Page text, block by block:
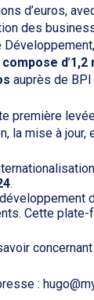
d’euros,
des
d’1,2
auprès de BPI
première
la mise à
.
Cette plate-
: